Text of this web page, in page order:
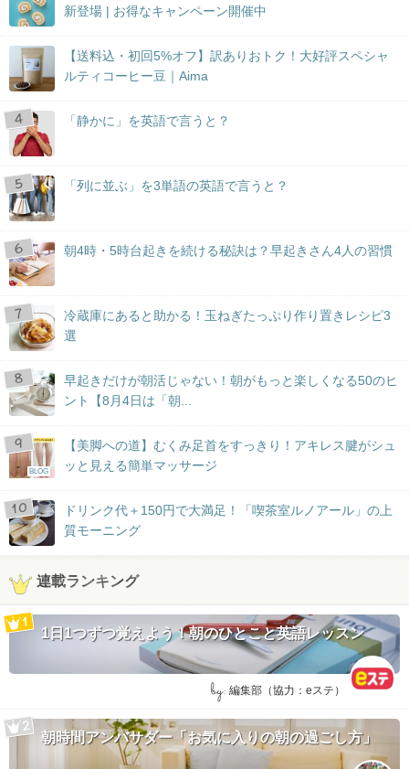
新登場 | お得なキャンペーン開催中
【送料込・初回5%オフ】訳ありおトク！大好評スペシャ
ルティコーヒー豆｜Aima
「静かに」を英語で言うと？
「列に並ぶ」を3単語の英語で言うと？
朝4時・5時台起きを続ける秘訣は？早起きさん4人の習慣
冷蔵庫にあると助かる！玉ねぎたっぷり作り置きレシピ3
選
早起きだけが朝活じゃない！朝がもっと楽しくなる50のヒ
ント【8月4日は「朝...
BLOG
【美脚への道】むくみ足首をすっきり！アキレス腱がシュ
ッと見える簡単マッサージ
ドリンク代＋150円で大満足！「喫茶室ルノアール」の上
質モーニング
連載ランキング
1日1つずつ覚えよう！朝のひとこと英語レッスン
by: 編集部（協力：eステ）
朝時間アンバサダー「お気に入りの朝の過ごし方」